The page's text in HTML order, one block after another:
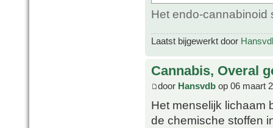
Het endo-cannabinoid
Laatst bijgewerkt door
Cannabis, Overal
door Hansvdb op 06 maart
Het menselijk lichaam
de chemische stoffen